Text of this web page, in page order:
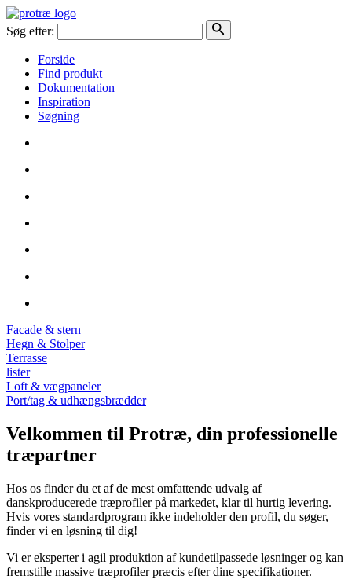
Søg efter:
Forside
Find produkt
Dokumentation
Inspiration
Søgning
Facade & stern
Hegn & Stolper
Terrasse
lister
Loft & vægpaneler
Port/tag & udhængsbrædder
Velkommen til Protræ, din professionelle
træpartner
Hos os finder du et af de mest omfattende udvalg af
danskproducerede træprofiler på markedet, klar til hurtig levering.
Hvis vores standardprogram ikke indeholder den profil, du søger,
finder vi en løsning til dig!
Vi er eksperter i agil produktion af kundetilpassede løsninger og kan
fremstille massive træprofiler præcis efter dine specifikationer.